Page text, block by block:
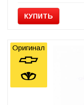
КУПИТЬ
Оригинал